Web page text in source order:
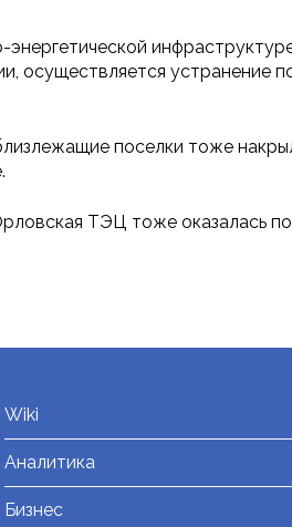
энергетической
осуществляется устранение
поселки тоже
ТЭЦ тоже оказалась
Wiki
Аналитика
Бизнес